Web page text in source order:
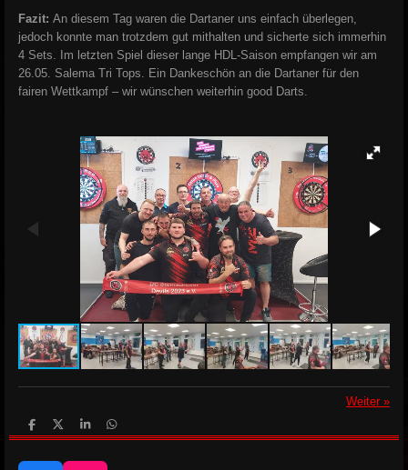
Fazit: An diesem Tag waren die Dartaner uns einfach überlegen,
jedoch konnte man trotzdem gut mithalten und sicherte sich immerhin
4 Sets. Im letzten Spiel dieser lange HDL-Saison empfangen wir am
26.05. Salema Tri Tops. Ein Dankeschön an die Dartaner für den
fairen Wettkampf – wir wünschen weiterhin good Darts.
Weiter»
T
e
l
T
e
l
T
e
l
T
e